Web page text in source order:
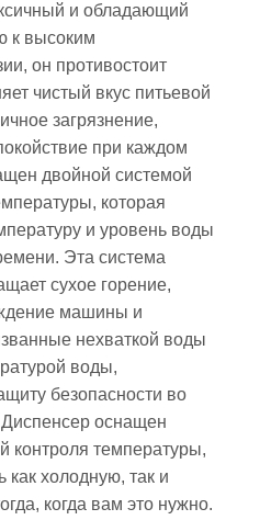
и обладающий
к высоким
он противостоит
чистый вкус питьевой
загрязнение,
при каждом
двойной системой
которая
и уровень воды
Эта система
сухое горение,
машины и
нехваткой воды
воды,
безопасности во
оснащен
контроля температуры,
холодную, так и
когда вам это нужно.